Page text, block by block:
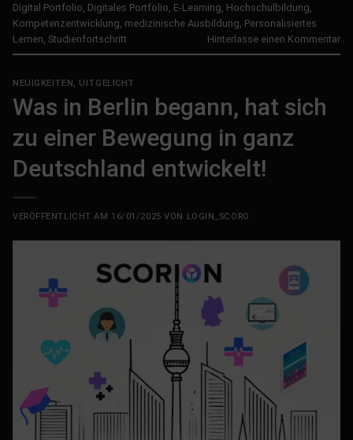
Digital Portfolio Digitales Portfolio E-Learning Hochschulbildung
Kompetenzentwicklung medizinische Ausbildung Personalisiertes
Lernen Studienfortschritt Hinterlasse einen Kommentar
NEUIGKEITEN, UITGELICHT
Was in Berlin begann, hat sich
zu einer Bewegung in ganz
Deutschland entwickelt!
VERÖFFENTLICHT AM 16/01/2025 VON LOGIN_SCORO